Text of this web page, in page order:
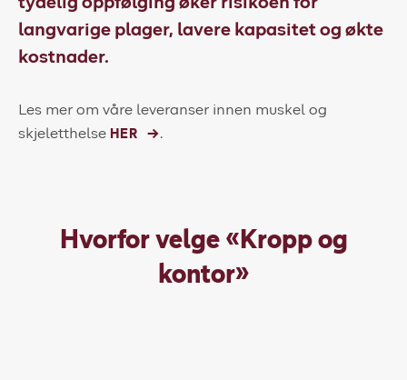
langvarige plager, lavere kapasitet og økte
kostnader.
Les mer om våre leveranser innen muskel og
skjeletthelse HER .
Hvorfor velge «Kropp og
kontor»